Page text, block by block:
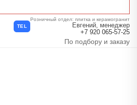
TEL
Розничный отдел: плитка и керамогранит
Евгений, менеджер
+7 920 065-57-25
По подбору и заказу